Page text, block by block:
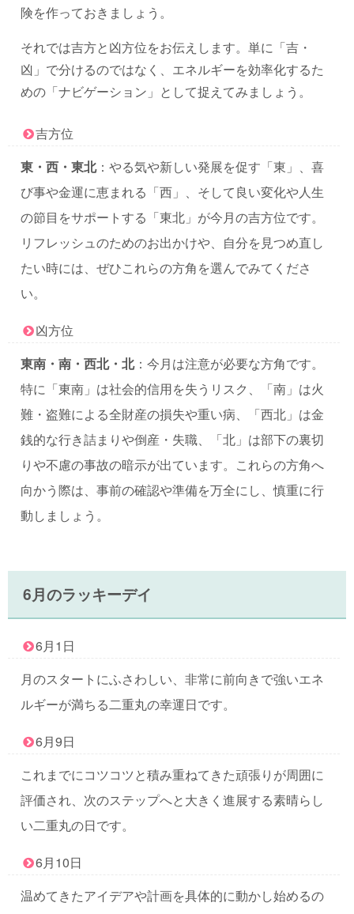
険を作っておきましょう。
それでは吉方と凶方位をお伝えします。単に「吉・
凶」で分けるのではなく、エネルギーを効率化するた
めの「ナビゲーション」として捉えてみましょう。
吉方位
東・西・東北：やる気や新しい発展を促す「東」、喜
び事や金運に恵まれる「西」、そして良い変化や人生
の節目をサポートする「東北」が今月の吉方位です。
リフレッシュのためのお出かけや、自分を見つめ直し
たい時には、ぜひこれらの方角を選んでみてくださ
い。
凶方位
東南・南・西北・北：今月は注意が必要な方角です。
特に「東南」は社会的信用を失うリスク、「南」は火
難・盗難による全財産の損失や重い病、「西北」は金
銭的な行き詰まりや倒産・失職、「北」は部下の裏切
りや不慮の事故の暗示が出ています。これらの方角へ
向かう際は、事前の確認や準備を万全にし、慎重に行
動しましょう。
6月のラッキーデイ
6月1日
月のスタートにふさわしい、非常に前向きで強いエネ
ルギーが満ちる二重丸の幸運日です。
6月9日
これまでにコツコツと積み重ねてきた頑張りが周囲に
評価され、次のステップへと大きく進展する素晴らし
い二重丸の日です。
6月10日
温めてきたアイデアや計画を具体的に動かし始めるの